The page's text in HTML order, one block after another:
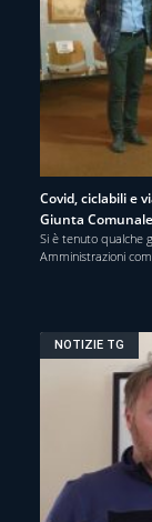
Covid, ciclabili e
Giunta
Si è tenuto qualche
Amministrazioni
NOTIZIE TG